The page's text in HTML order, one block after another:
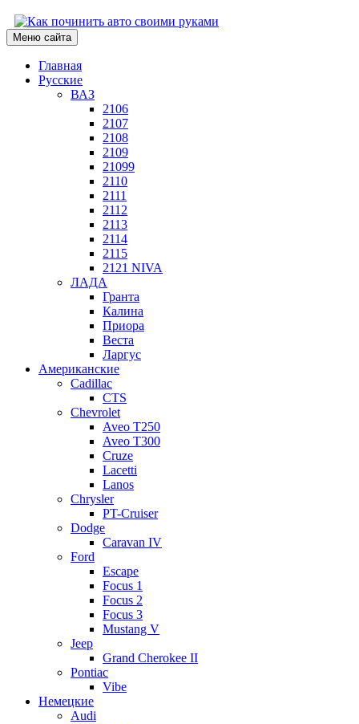
Меню сайта
Главная
Русские
ВАЗ
2106
2107
2108
2109
21099
2110
2111
2112
2113
2114
2115
2121 NIVA
ЛАДА
Гранта
Калина
Приора
Веста
Ларгус
Американские
Cadillac
CTS
Chevrolet
Aveo Т250
Aveo T300
Cruze
Lacetti
Lanos
Chrysler
PT-Cruiser
Dodge
Caravan IV
Ford
Escape
Focus 1
Focus 2
Focus 3
Mustang V
Jeep
Grand Cherokee II
Pontiac
Vibe
Немецкие
Audi